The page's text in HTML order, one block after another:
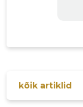
kõik artiklid